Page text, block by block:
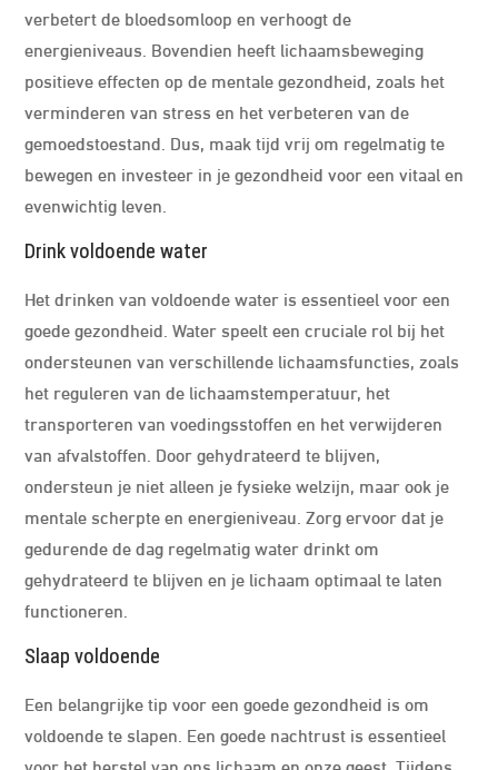
verbetert de bloedsomloop en verhoogt de
energieniveaus. Bovendien heeft lichaamsbeweging
positieve effecten op de mentale gezondheid, zoals het
verminderen van stress en het verbeteren van de
gemoedstoestand. Dus, maak tijd vrij om regelmatig te
bewegen en investeer in je gezondheid voor een vitaal en
evenwichtig leven.
Drink voldoende water
Het drinken van voldoende water is essentieel voor een
goede gezondheid. Water speelt een cruciale rol bij het
ondersteunen van verschillende lichaamsfuncties, zoals
het reguleren van de lichaamstemperatuur, het
transporteren van voedingsstoffen en het verwijderen
van afvalstoffen. Door gehydrateerd te blijven,
ondersteun je niet alleen je fysieke welzijn, maar ook je
mentale scherpte en energieniveau. Zorg ervoor dat je
gedurende de dag regelmatig water drinkt om
gehydrateerd te blijven en je lichaam optimaal te laten
functioneren.
Slaap voldoende
Een belangrijke tip voor een goede gezondheid is om
voldoende te slapen. Een goede nachtrust is essentieel